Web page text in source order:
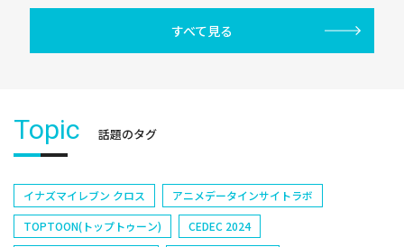
すべて見る
Topic 話題のタグ
イナズマイレブン クロス
アニメデータインサイトラボ
TOPTOON(トップトゥーン)
CEDEC 2024